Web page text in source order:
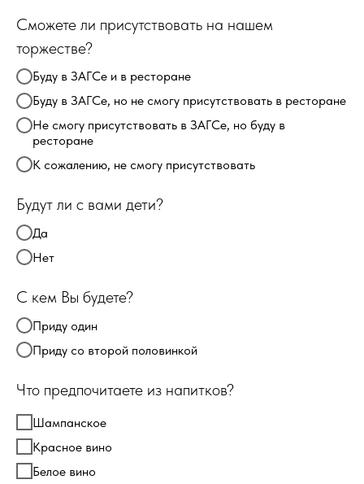
Сможете ли присутствовать на нашем
торжестве?
Буду в ЗАГСе и в ресторане
Буду в ЗАГСе, но не смогу присутствовать в ресторане
Не смогу присутствовать в ЗАГСе, но буду в
ресторане
К сожалению, не смогу присутствовать
Будут ли с вами дети?
Да
Нет
С кем Вы будете?
Приду один
Приду со второй половинкой
Что предпочитаете из напитков?
Шампанское
Красное вино
Белое вино